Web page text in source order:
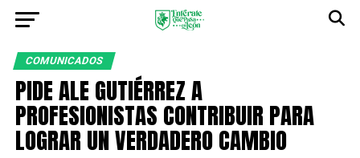
COMUNICADOS
PIDE ALE GUTIÉRREZ A
PROFESIONISTAS CONTRIBUIR PARA
LOGRAR UN VERDADERO CAMBIO